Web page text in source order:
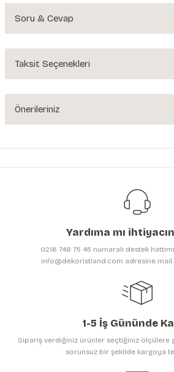
Soru & Cevap
Ürün hakkında henüz soru
Taksit Seçenekleri
Önerileriniz
yetersiz gördüğünüz noktaları öneri formunu
Görüş ve önerileriniz için teşekkür ederiz.
Ürün resmi kalitesiz, bozuk veya
Ürün bilgilerinde hatalar bulunuyor.
Gönder
Yardıma mı
0216 748 75 45 numaralı destek
info@dekoristland.com adresine
1-5 İş Gününde
Sipariş verdiğiniz ürünler seçtiğiniz ölçülere
sorunsuz bir şekilde kargoya